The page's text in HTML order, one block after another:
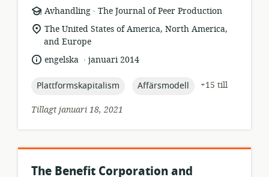
resursformat:
Avhandling .
utgivare:
The Journal of Peer Production
relevant
plats:
The United States of America, North America,
and Europe
språk:engelska .
publiceringsdatum:
januari 2014
topic:
Plattformskapitalism topic:
Affärsmodell
+15 till
Tillagt januari 18, 2021
The Benefit Corporation and